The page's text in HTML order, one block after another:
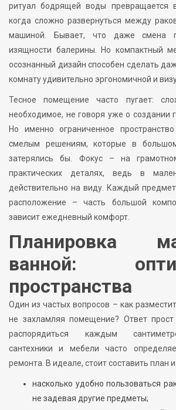
ритуал бодрящей воды превращается
когда сложно развернуться между
машиной. Бывает, что даже смена
изящности балерины. Но компактный
осознанный дизайн способен сделать
комнату удивительно эргономичной и
Тесное помещение часто пугает:
необходимое, не говоря уже о создании
Но именно ограниченное
смелым решениям, которые в
затерялись бы. Фокус – на
практических деталях, ведь в
действительно на виду. Каждый
расположение – часть большой
зависит ежедневный комфорт.
Планировка
ванной:
пространства
Один из частых вопросов – как
не захламляя помещение? Ответ
распорядиться каждым
сантехники и мебели часто
ремонта. В идеале, стоит составить план и
насколько удобно пользоваться
не задевая другие предметы;